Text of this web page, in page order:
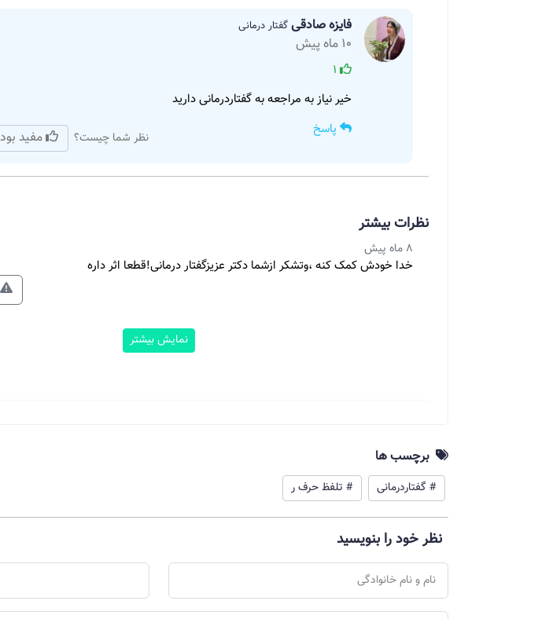
فایزه صادقی گفتار درمانی
10 ماه پیش
1
خیر نیاز به مراجعه به گفتاردرمانی دارید
پاسخ
نظر شما چیست؟ مفید بود
نظرات بیشتر
8 ماه پیش
خدا خودش کمک کنه ،وتشکر ازشما دکتر عزیزگفتار درمانی!قطعا اثر داره
نمایش بیشتر
برچسب ها
# گفتاردرمانی # تلفظ حرف ر
نظر خود را بنویسید